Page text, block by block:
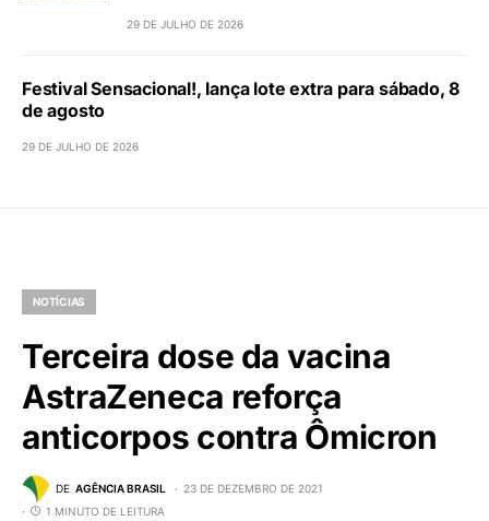
29 DE JULHO DE 2026
Festival Sensacional!, lança lote extra para sábado, 8
de agosto
29 DE JULHO DE 2026
NOTÍCIAS
Terceira dose da vacina
AstraZeneca reforça
anticorpos contra Ômicron
DE AGÊNCIA BRASIL
23 DE DEZEMBRO DE 2021
1 MINUTO DE LEITURA